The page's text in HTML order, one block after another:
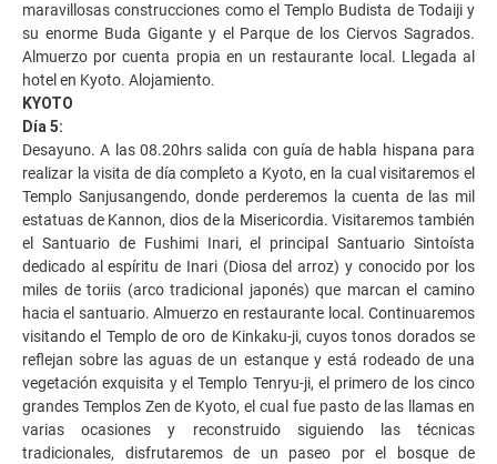
maravillosas construcciones como el Templo Budista de Todaiji y
su enorme Buda Gigante y el Parque de los Ciervos Sagrados.
Almuerzo por cuenta propia en un restaurante local. Llegada al
hotel en Kyoto. Alojamiento.
KYOTO
Día 5:
Desayuno. A las 08.20hrs salida con guía de habla hispana para
realizar la visita de día completo a Kyoto, en la cual visitaremos el
Templo Sanjusangendo, donde perderemos la cuenta de las mil
estatuas de Kannon, dios de la Misericordia. Visitaremos también
el Santuario de Fushimi Inari, el principal Santuario Sintoísta
dedicado al espíritu de Inari (Diosa del arroz) y conocido por los
miles de toriis (arco tradicional japonés) que marcan el camino
hacia el santuario. Almuerzo en restaurante local. Continuaremos
visitando el Templo de oro de Kinkaku-ji, cuyos tonos dorados se
reflejan sobre las aguas de un estanque y está rodeado de una
vegetación exquisita y el Templo Tenryu-ji, el primero de los cinco
grandes Templos Zen de Kyoto, el cual fue pasto de las llamas en
varias ocasiones y reconstruido siguiendo las técnicas
tradicionales, disfrutaremos de un paseo por el bosque de